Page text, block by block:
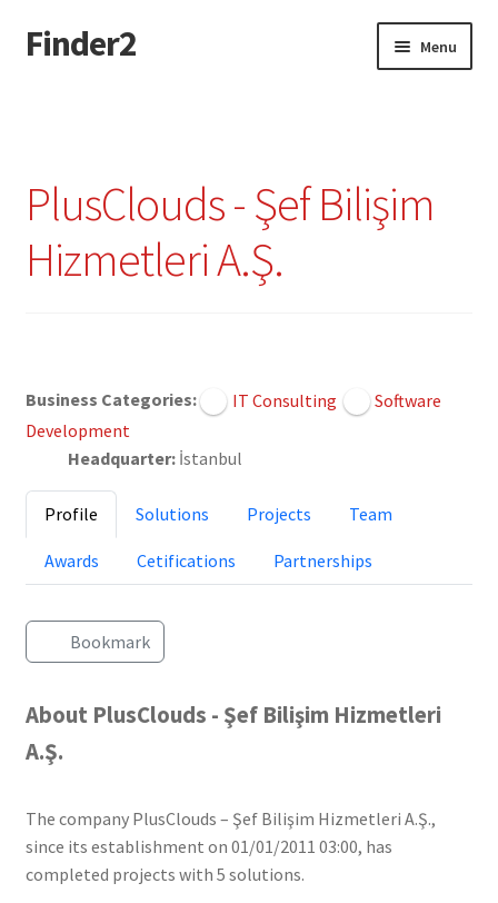
Skip
to
Skip
to
Finder2 Menu
Dashboard
Privacy Policy
PlusClouds - Şef Bilişim
Hizmetleri A.Ş.
Business Categories: IT Consulting
Software
Development
Headquarter: İstanbul
Profile Solutions Projects Team
Awards Cetifications Partnerships
Bookmark
About PlusClouds - Şef Bilişim Hizmetleri
A.Ş.
The company PlusClouds – Şef Bilişim Hizmetleri A.Ş.,
since its establishment on 01/01/2011 03:00, has
completed projects with 5 solutions.